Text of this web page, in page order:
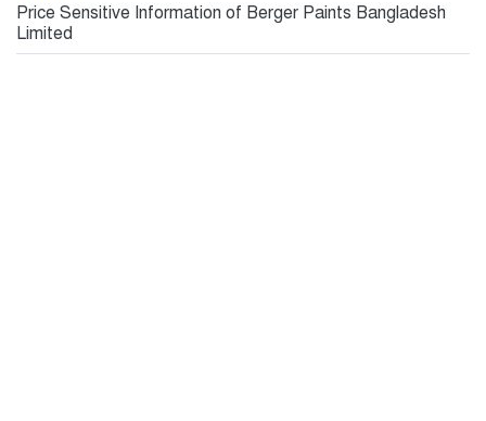
Price Sensitive Information of Berger Paints Bangladesh
Limited